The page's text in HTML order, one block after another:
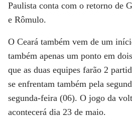
Paulista conta com o retorno de
e Rômulo.
O Ceará também vem de um
também apenas um ponto em
que as duas equipes farão 2
se enfrentam também pela
segunda-feira (06). O jogo da
acontecerá dia 23 de maio.